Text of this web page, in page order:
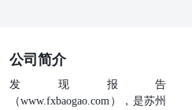
员、上海国际能源交易中心
观察会员。 【 全 国 分 支
公司简介
发现报告
（www.fxbaogao.com），是苏州